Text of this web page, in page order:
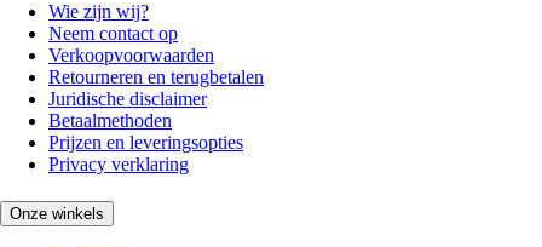
Wie zijn wij?
Neem contact op
Verkoopvoorwaarden
Retourneren en terugbetalen
Juridische disclaimer
Betaalmethoden
Prijzen en leveringsopties
Privacy verklaring
Onze winkels